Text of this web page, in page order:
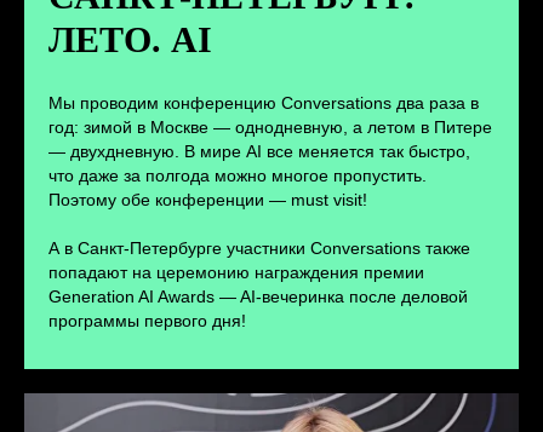
ЛЕТО. AI
Мы проводим конференцию Conversations два раза в
год: зимой в Москве — однодневную, а летом в Питере
— двухдневную. В мире AI все меняется так быстро,
что даже за полгода можно многое пропустить.
Поэтому обе конференции — must visit!
А в Санкт-Петербурге участники Conversations также
попадают на церемонию награждения премии
Generation AI Awards — AI-вечеринка после деловой
программы первого дня!